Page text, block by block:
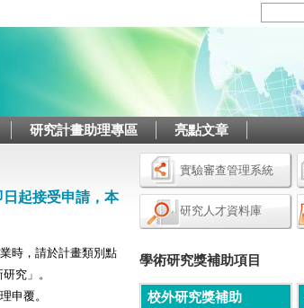
研究計畫助理專區 亮點文章
實驗審查管理系統
研究人才資料庫
學術研究獎補助項目
校外研究獎補助
日起接受申請，本
時，請於計畫類別點
究」。
申覆。